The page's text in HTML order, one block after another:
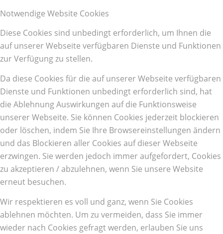
Notwendige Website Cookies
Diese Cookies sind unbedingt erforderlich, um Ihnen die
auf unserer Webseite verfügbaren Dienste und Funktionen
zur Verfügung zu stellen.
Da diese Cookies für die auf unserer Webseite verfügbaren
Dienste und Funktionen unbedingt erforderlich sind, hat
die Ablehnung Auswirkungen auf die Funktionsweise
unserer Webseite. Sie können Cookies jederzeit blockieren
oder löschen, indem Sie Ihre Browsereinstellungen ändern
und das Blockieren aller Cookies auf dieser Webseite
erzwingen. Sie werden jedoch immer aufgefordert, Cookies
zu akzeptieren / abzulehnen, wenn Sie unsere Website
erneut besuchen.
Wir respektieren es voll und ganz, wenn Sie Cookies
ablehnen möchten. Um zu vermeiden, dass Sie immer
wieder nach Cookies gefragt werden, erlauben Sie uns